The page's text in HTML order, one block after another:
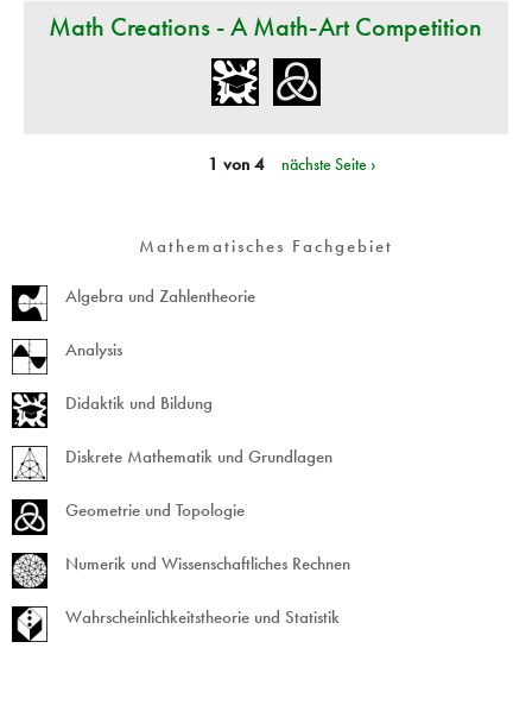
Math Creations - A Math-Art Competition
1 von 4 nächste Seite ›
Mathematisches Fachgebiet
Algebra und Zahlentheorie
Analysis
Didaktik und Bildung
Diskrete Mathematik und Grundlagen
Geometrie und Topologie
Numerik und Wissenschaftliches Rechnen
Wahrscheinlichkeitstheorie und Statistik